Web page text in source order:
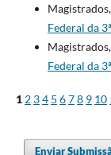
Magistrados,
Federal da
Magistrados,
Federal da
1 2 34 5 678 9 10
Enviar